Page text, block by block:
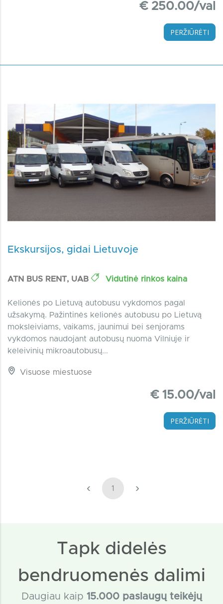
€ 250.00/val
PERŽIŪRĖTI
Ekskursijos, gidai Lietuvoje
ATN BUS RENT, UAB Vidutinė rinkos kaina
Kelionės po Lietuvą autobusu vykdomos pagal
užsakymą. Pažintinės kelionės autobusu po Lietuvą
moksleiviams, vaikams, jaunimui bei senjorams
vykdomos naudojant autobusų nuoma Vilniuje ir
keleivinių mikroautobusų...
Visuose miestuose
€ 15.00/val
PERŽIŪRĖTI
‹ 1 ›
Tapk didelės
bendruomenės dalimi
Daugiau kaip 15.000 paslaugų teikėjų